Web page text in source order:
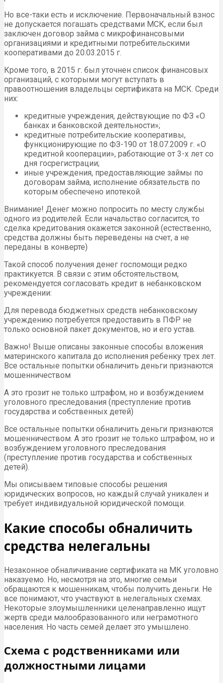
Но все-таки есть и исключение. Первоначальный взнос
не допускается погашать средствами МСК, если был
заключен договор займа с микрофинансовыми
организациями и кредитными потребительскими
кооперативами до 20.03.2015 г.
Кроме того, в 2015 г. был уточнен список финансовых
организаций, с которыми могут вступать в
правоотношения владельцы сертификата на МСК. Среди
них:
кредитные учреждения, действующие по ФЗ «О
банках и банковской деятельности»;
кредитные потребительские кооперативы,
функционирующие по ФЗ-190 от 18.07.2009 г. «О
кредитной кооперации», работающие от 3-х лет со
дня госрегистрации;
иные учреждения, предоставляющие займы по
договорам займа, исполнение обязательств по
которым обеспечено ипотекой.
Внимание! Денег можно попросить по месту службы
одного из родителей. Если начальство согласится, то
сделка кредитования окажется законной (естественно,
средства должны быть переведены на счет, а не
переданы в конверте)
Такой способ получения денег госпомощи редко
практикуется. В связи с этим обстоятельством,
рекомендуется согласовать кредит в небанковском
учреждении:
Для перевода бюджетных средств небанковскому
учреждению потребуется предоставить в ПФР не
только основной пакет документов, но и его устав.
Важно! Выше описаны законные способы вложения
материнского капитала до исполнения ребенку трех лет.
Все остальные попытки обналичить деньги признаются
мошенничеством
А это грозит не только штрафом, но и возбуждением
уголовного преследования (преступление против
государства и собственных детей)
Все остальные попытки обналичить деньги признаются
мошенничеством. А это грозит не только штрафом, но и
возбуждением уголовного преследования
(преступление против государства и собственных
детей).
Мы описываем типовые способы решения
юридических вопросов, но каждый случай уникален и
требует индивидуальной юридической помощи.
Какие способы обналичить
средства нелегальны
Незаконное обналичивание сертификата на МК уголовно
наказуемо. Но, несмотря на это, многие семьи
обращаются к мошенникам, чтобы получить деньги. Не
все понимают, что участвуют в нелегальных схемах.
Некоторые злоумышленники целенаправленно ищут
жертв среди малообразованного или неграмотного
населения. Но часть семей делает это умышлено.
Схема с родственниками или
должностными лицами